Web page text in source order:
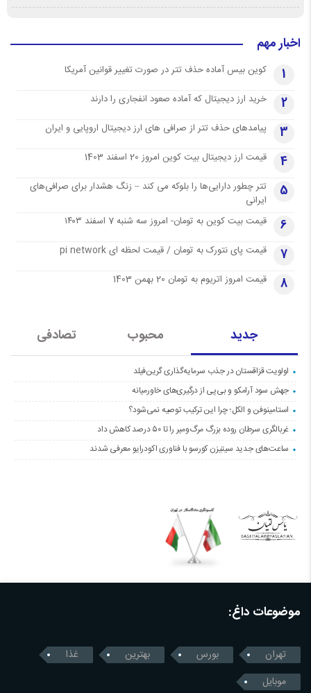
اخبار مهم
1 کوین بیس آماده حذف تتر در صورت تغییر قوانین آمریکا
2 خرید ارز دیجیتال که آماده صعود انفجاری را دارند
3 پیامدهای حذف تتر از صرافی های ارز دیجیتال اروپایی و ایران
4 قیمت ارز دیجیتال بیت کوین امروز 20 اسفند 1403
5
تتر چطور دارایی‌ها را بلوکه می کند – زنگ هشدار برای صرافی‌های
ایرانی
6 قیمت بیت کوین به تومان- امروز سه شنبه 7 اسفند ۱۴۰۳
7 قیمت پای نتورک به تومان / قیمت لحظه ای pi network
8 قیمت امروز اتریوم به تومان 20 بهمن 1403
جدید محبوب تصادفی
اولویت قزاقستان در جذب سرمایه‌گذاری گرین‌فیلد
جهش سود آرامکو و بی‌پی از درگیری‌های خاورمیانه
استامینوفن و الکل؛ چرا این ترکیب توصیه نمی‌شود؟
غربالگری سرطان روده بزرگ مرگ‌ومیر را تا ۵۰ درصد کاهش داد
ساعت‌های جدید سیتیزن کورسو با فناوری اکودرایو معرفی شدند
موضوعات داغ:
تهران بورس بهترین
غذا
موبایل